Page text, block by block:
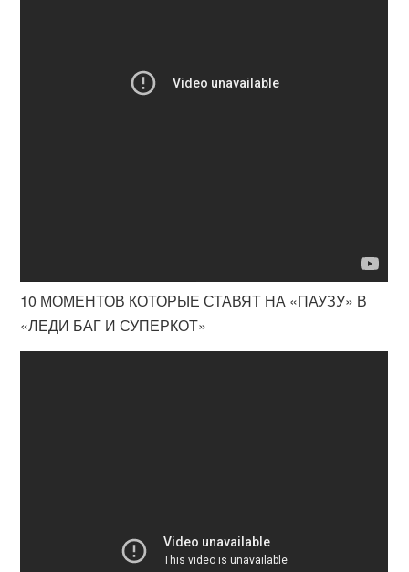
10 МОМЕНТОВ КОТОРЫЕ СТАВЯТ НА «ПАУЗУ» В
«ЛЕДИ БАГ И СУПЕРКОТ»